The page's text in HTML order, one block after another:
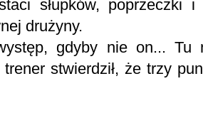
słupków, poprzeczki i
drużyny.
gdyby nie on...
stwierdził, że trzy